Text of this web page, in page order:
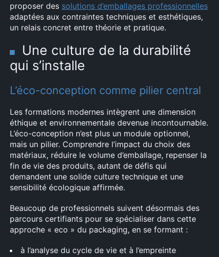
proposer des solutions d’emballages professionnelles
adaptées aux contraintes techniques et esthétiques,
un relais concret entre théorie et pratique.
Une culture de la durabilité
qui s’installe
L’éco-conception comme pilier central
Les formations modernes intègrent une dimension
éthique et environnementale devenue incontournable.
L’éco-conception n’est plus un module optionnel,
mais un pilier. Comprendre l’impact du choix des
matériaux, réduire le volume d’emballage, repenser la
fin de vie des produits, autant de défis qui
demandent une solide culture technique et une
sensibilité écologique affirmée.
Beaucoup de professionnels suivent désormais des
parcours certifiants pour se spécialiser dans cette
approche « eco » du packaging, en se formant :
à l’analyse du cycle de vie et à l’empreinte